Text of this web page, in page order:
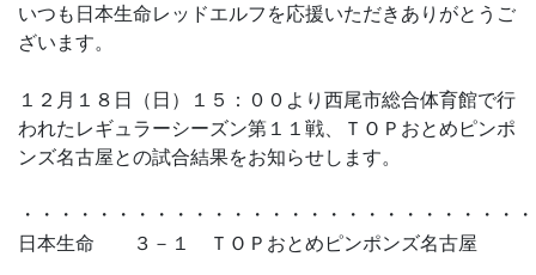
いつも日本生命レッドエルフを応援いただきありがとうご
ざいます。
１２月１８日（日）１５：００より西尾市総合体育館で行
われたレギュラーシーズン第１１戦、ＴＯＰおとめピンポ
ンズ名古屋との試合結果をお知らせします。
・・・・・・・・・・・・・・・・・・・・・・・・・
日本生命 ３－１ ＴＯＰおとめピンポンズ名古屋